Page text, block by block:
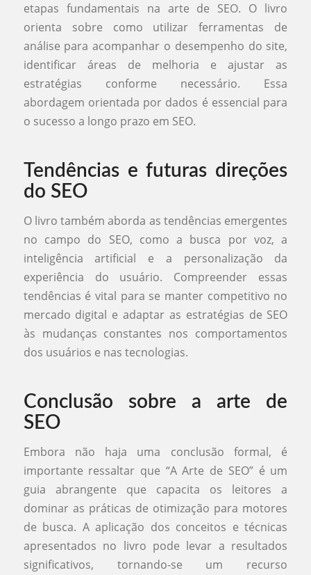
etapas fundamentais na arte de SEO. O livro
orienta sobre como utilizar ferramentas de
análise para acompanhar o desempenho do site,
identificar áreas de melhoria e ajustar as
estratégias conforme necessário. Essa
abordagem orientada por dados é essencial para
o sucesso a longo prazo em SEO.
Tendências e futuras direções
do SEO
O livro também aborda as tendências emergentes
no campo do SEO, como a busca por voz, a
inteligência artificial e a personalização da
experiência do usuário. Compreender essas
tendências é vital para se manter competitivo no
mercado digital e adaptar as estratégias de SEO
às mudanças constantes nos comportamentos
dos usuários e nas tecnologias.
Conclusão sobre a arte de
SEO
Embora não haja uma conclusão formal, é
importante ressaltar que “A Arte de SEO” é um
guia abrangente que capacita os leitores a
dominar as práticas de otimização para motores
de busca. A aplicação dos conceitos e técnicas
apresentados no livro pode levar a resultados
significativos, tornando-se um recurso